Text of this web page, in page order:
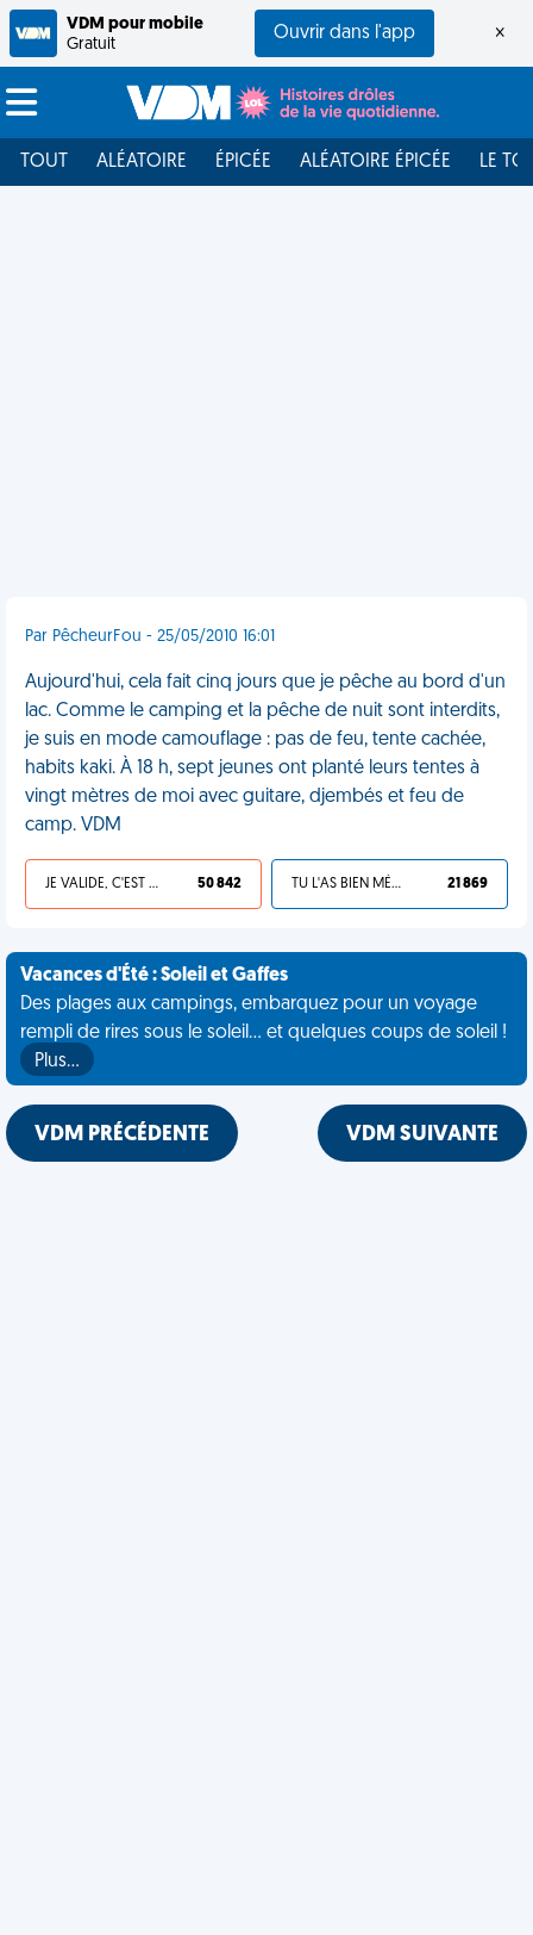
VDM pour mobile
Gratuit
Ouvrir dans l'app ×
TOUT ALÉATOIRE ÉPICÉE ALÉATOIRE ÉPICÉE LE
Par PêcheurFou - 25/05/2010 16:01
Aujourd'hui, cela fait cinq jours que je pêche au bord d'un
lac. Comme le camping et la pêche de nuit sont interdits,
je suis en mode camouflage : pas de feu, tente cachée,
habits kaki. À 18 h, sept jeunes ont planté leurs tentes à
vingt mètres de moi avec guitare, djembés et feu de
camp. VDM
JE VALIDE, C'EST UNE VDM 50 842 TU L'AS BIEN MÉRITÉ 21 869
Vacances d'Été : Soleil et Gaffes
Des plages aux campings, embarquez pour un voyage
rempli de rires sous le soleil... et quelques coups de soleil !
Plus…
VDM PRÉCÉDENTE VDM SUIVANTE